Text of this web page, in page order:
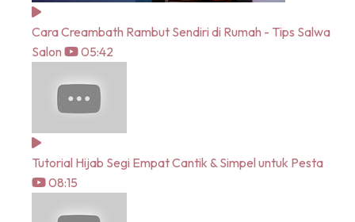
Cara Creambath Rambut Sendiri di Rumah - Tips Salwa
Salon
05:42
Tutorial Hijab Segi Empat Cantik & Simpel untuk Pesta
08:15